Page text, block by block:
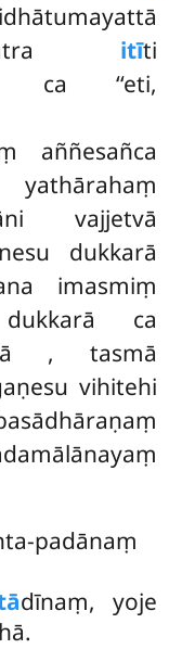
itīti
ca ‘‘eti,
aññesañca
vajjetvā
dukkarā
imasmiṃ
ca
, tasmā
vihitehi
padānaṃ
dīnaṃ, yoje